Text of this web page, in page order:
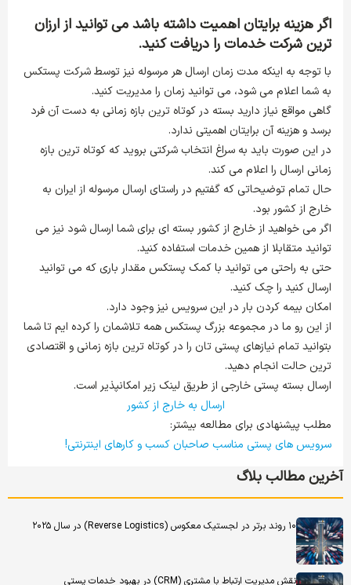
اگر هزینه برایتان اهمیت داشته باشد می توانید از ارزان
ترین شرکت خدمات را دریافت کنید.
با توجه به اینکه مدت زمان ارسال هر مرسوله نیز توسط شرکت پستکس
به شما اعلام می شود، می توانید زمان را مدیریت کنید.
گاهی مواقع نیاز دارید بسته در کوتاه ترین بازه زمانی به دست آن فرد
برسد و هزینه آن برایتان اهمیتی ندارد.
در این صورت باید به سراغ انتخاب شرکتی بروید که کوتاه ترین بازه
زمانی ارسال را اعلام می کند.
حال تمام توضیحاتی که گفتیم در راستای ارسال مرسوله از ایران به
خارج از کشور بود.
اگر می خواهید از خارج از کشور بسته ای برای شما ارسال شود نیز می
توانید متقابلا از همین خدمات استفاده کنید.
حتی به راحتی می توانید با کمک پستکس مقدار باری که می توانید
ارسال کنید را چک کنید.
امکان بیمه کردن بار در این سرویس نیز وجود دارد.
از این رو ما در مجموعه بزرگ پستکس همه تلاشمان را کرده ایم تا شما
بتوانید تمام نیازهای پستی تان را در کوتاه ترین بازه زمانی و اقتصادی
ترین حالت انجام دهید.
ارسال بسته پستی خارجی از طریق لینک زیر امکانپذیر است.
ارسال به خارج از کشور
مطلب پیشنهادی برای مطالعه بیشتر:
سرویس های پستی مناسب صاحبان کسب و کارهای اینترنتی!
آخرین مطالب بلاگ
۱۰ روند برتر در لجستیک معکوس (Reverse Logistics) در سال ۲۰۲۵
نقش مدیریت ارتباط با مشتری (CRM) در بهبود خدمات پستی